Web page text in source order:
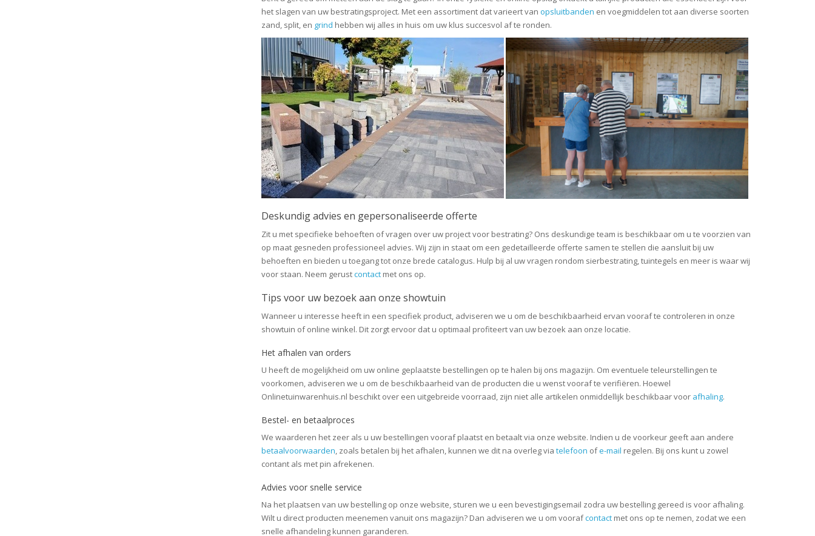
het slagen van uw bestratingsproject. Met een assortiment dat varieert van opsluitbanden en voegmiddelen tot aan diverse soorten
zand, split, en grind hebben wij alles in huis om uw klus succesvol af te ronden.
Deskundig advies en gepersonaliseerde offerte
Zit u met specifieke behoeften of vragen over uw project voor bestrating? Ons deskundige team is beschikbaar om u te voorzien van
op maat gesneden professioneel advies. Wij zijn in staat om een gedetailleerde offerte samen te stellen die aansluit bij uw
behoeften en bieden u toegang tot onze brede catalogus. Hulp bij al uw vragen rondom sierbestrating, tuintegels en meer is waar wij
voor staan. Neem gerustcontactmet ons op.
Tips voor uw bezoek aan onze showtuin
Wanneer u interesse heeft in een specifiek product, adviseren we u om de beschikbaarheid ervan vooraf te controleren in onze
showtuin of online winkel. Dit zorgt ervoor dat u optimaal profiteert van uw bezoek aan onze locatie.
Het afhalen van orders
U heeft de mogelijkheid om uw online geplaatste bestellingen op te halen bij ons magazijn. Om eventuele teleurstellingen te
voorkomen, adviseren we u om de beschikbaarheid van de producten die u wenst vooraf te verifiëren. Hoewel
Onlinetuinwarenhuis.nl beschikt over een uitgebreide voorraad, zijn niet alle artikelen onmiddellijk beschikbaar voor afhaling.
Bestel- en betaalproces
We waarderen het zeer als u uw bestellingen vooraf plaatst en betaalt via onze website. Indien u de voorkeur geeft aan andere
betaalvoorwaarden , zoals betalen bij het afhalen, kunnen we dit na overleg via telefoon ofe-mail regelen. Bij ons kunt u zowel
contant als met pin afrekenen.
Advies voor snelle service
Na het plaatsen van uw bestelling op onze website, sturen we u een bevestigingsemail zodra uw bestelling gereed is voor afhaling.
Wilt u direct producten meenemen vanuit ons magazijn? Dan adviseren we u om voorafcontactmet ons op te nemen, zodat we een
snelle afhandeling kunnen garanderen.